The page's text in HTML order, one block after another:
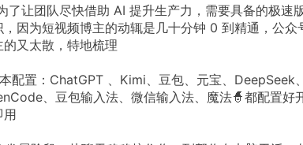
了让团队尽快借助 AI 提升生产力，需要具备的极速
，因为短视频博主的动辄是几十分钟 0 到精通，公众
的又太散，特地梳理
配置：ChatGPT 、Kimi、豆包、元宝、DeepSeek、
、豆包输入法、微信输入法、魔法🧙都配置好
用